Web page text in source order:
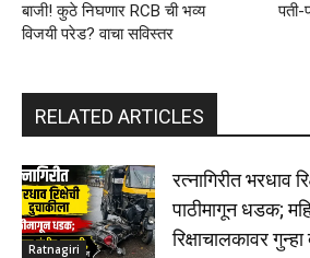
बाजी! कुठे निघणार RCB ची भव्य
विजयी परेड? वाचा सविस्तर
पती-
RELATED ARTICLES
Ratnagiri
रत्नागिरीत भरधाव
पाठीमागून धडक;
रिक्षाचालकावर